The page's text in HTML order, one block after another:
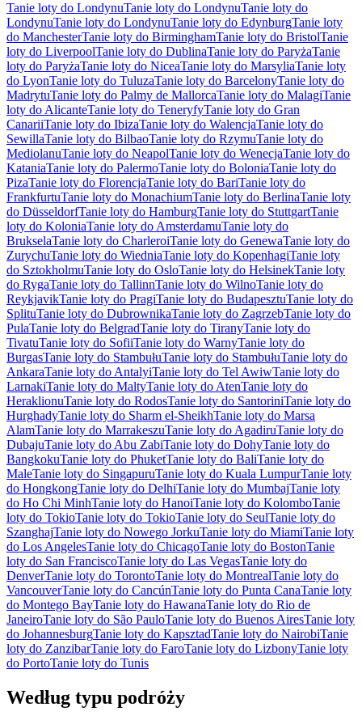
Tanie loty do LondynuTanie loty do LondynuTanie loty do
LondynuTanie loty do LondynuTanie loty do EdynburgTanie loty
do ManchesterTanie loty do BirminghamTanie loty do BristolTanie
loty do LiverpoolTanie loty do DublinaTanie loty do ParyżaTanie
loty do ParyżaTanie loty do NiceaTanie loty do MarsyliaTanie loty
do LyonTanie loty do TuluzaTanie loty do BarcelonyTanie loty do
MadrytuTanie loty do Palmy de MallorcaTanie loty do MalagiTanie
loty do AlicanteTanie loty do TeneryfyTanie loty do Gran
CanariiTanie loty do IbizaTanie loty do WalencjaTanie loty do
SewillaTanie loty do BilbaoTanie loty do RzymuTanie loty do
MediolanuTanie loty do NeapolTanie loty do WenecjaTanie loty do
KataniaTanie loty do PalermoTanie loty do BoloniaTanie loty do
PizaTanie loty do FlorencjaTanie loty do BariTanie loty do
FrankfurtuTanie loty do MonachiumTanie loty do BerlinaTanie loty
do DüsseldorfTanie loty do HamburgTanie loty do StuttgartTanie
loty do KoloniaTanie loty do AmsterdamuTanie loty do
BrukselaTanie loty do CharleroiTanie loty do GenewaTanie loty do
ZurychuTanie loty do WiedniaTanie loty do KopenhagiTanie loty
do SztokholmuTanie loty do OsloTanie loty do HelsinekTanie loty
do RygaTanie loty do TallinnTanie loty do WilnoTanie loty do
ReykjavikTanie loty do PragiTanie loty do BudapesztuTanie loty do
SplituTanie loty do DubrownikaTanie loty do ZagrzebTanie loty do
PulaTanie loty do BelgradTanie loty do TiranyTanie loty do
TivatuTanie loty do SofiiTanie loty do WarnyTanie loty do
BurgasTanie loty do StambułuTanie loty do StambułuTanie loty do
AnkaraTanie loty do AntalyiTanie loty do Tel AwiwTanie loty do
LarnakiTanie loty do MaltyTanie loty do AtenTanie loty do
HeraklionuTanie loty do RodosTanie loty do SantoriniTanie loty do
HurghadyTanie loty do Sharm el-SheikhTanie loty do Marsa
AlamTanie loty do MarrakeszuTanie loty do AgadiruTanie loty do
DubajuTanie loty do Abu ZabiTanie loty do DohyTanie loty do
BangkokuTanie loty do PhuketTanie loty do BaliTanie loty do
MaleTanie loty do SingapuruTanie loty do Kuala LumpurTanie loty
do HongkongTanie loty do DelhiTanie loty do MumbajTanie loty
do Ho Chi MinhTanie loty do HanoiTanie loty do KolomboTanie
loty do TokioTanie loty do TokioTanie loty do SeulTanie loty do
SzanghajTanie loty do Nowego JorkuTanie loty do MiamiTanie loty
do Los AngelesTanie loty do ChicagoTanie loty do BostonTanie
loty do San FranciscoTanie loty do Las VegasTanie loty do
DenverTanie loty do TorontoTanie loty do MontrealTanie loty do
VancouverTanie loty do CancúnTanie loty do Punta CanaTanie loty
do Montego BayTanie loty do HawanaTanie loty do Rio de
JaneiroTanie loty do São PauloTanie loty do Buenos AiresTanie loty
do JohannesburgTanie loty do KapsztadTanie loty do NairobiTanie
loty do ZanzibarTanie loty do FaroTanie loty do LizbonyTanie loty
do PortoTanie loty do Tunis
Według typu podróży